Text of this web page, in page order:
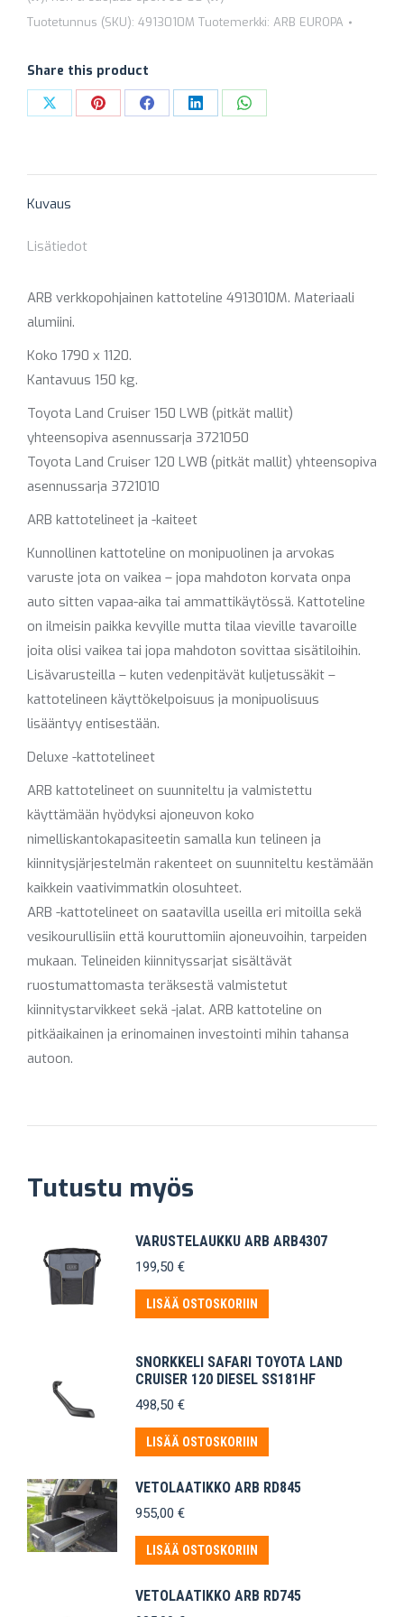
x
1120
määrä
Tuotetunnus (SKU): 4913010M Tuotemerkki: ARB EUROPA
Share this product
Share Share Share Share Share
Kuvaus
Lisätiedot
ARB verkkopohjainen kattoteline 4913010M. Materiaali
alumiini.
Koko 1790 x 1120.
Kantavuus 150 kg.
Toyota Land Cruiser 150 LWB (pitkät mallit)
yhteensopiva asennussarja 3721050
Toyota Land Cruiser 120 LWB (pitkät mallit) yhteensopiva
asennussarja 3721010
ARB kattotelineet ja -kaiteet
Kunnollinen kattoteline on monipuolinen ja arvokas
varuste jota on vaikea – jopa mahdoton korvata onpa
auto sitten vapaa-aika tai ammattikäytössä. Kattoteline
on ilmeisin paikka kevyille mutta tilaa vieville tavaroille
joita olisi vaikea tai jopa mahdoton sovittaa sisätiloihin.
Lisävarusteilla – kuten vedenpitävät kuljetussäkit –
kattotelineen käyttökelpoisuus ja monipuolisuus
lisääntyy entisestään.
Deluxe -kattotelineet
ARB kattotelineet on suunniteltu ja valmistettu
käyttämään hyödyksi ajoneuvon koko
nimelliskantokapasiteetin samalla kun telineen ja
kiinnitysjärjestelmän rakenteet on suunniteltu kestämään
kaikkein vaativimmatkin olosuhteet.
ARB -kattotelineet on saatavilla useilla eri mitoilla sekä
vesikourullisiin että kouruttomiin ajoneuvoihin, tarpeiden
mukaan. Telineiden kiinnityssarjat sisältävät
ruostumattomasta teräksestä valmistetut
kiinnitystarvikkeet sekä -jalat. ARB kattoteline on
pitkäaikainen ja erinomainen investointi mihin tahansa
autoon.
Tutustu myös
VARUSTELAUKKU ARB ARB4307
199,50 €
LISÄÄ OSTOSKORIIN
SNORKKELI SAFARI TOYOTA LAND
CRUISER 120 DIESEL SS181HF
498,50 €
LISÄÄ OSTOSKORIIN
VETOLAATIKKO ARB RD845
955,00 €
LISÄÄ OSTOSKORIIN
VETOLAATIKKO ARB RD745